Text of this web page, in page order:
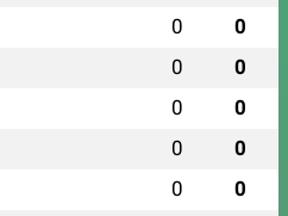
0 0
0 0
0 0
0 0
0 0